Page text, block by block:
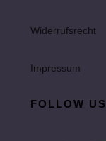
Widerrufsrecht
Impressum
FOLLOW US